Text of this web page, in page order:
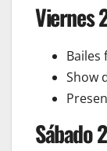
Viernes
Bailes
Show
Sábado